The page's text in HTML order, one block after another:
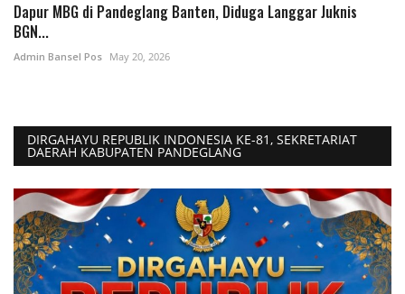
Dapur MBG di Pandeglang Banten, Diduga Langgar Juknis
BGN...
Admin Bansel Pos May 20, 2026
DIRGAHAYU REPUBLIK INDONESIA KE-81, SEKRETARIAT
DAERAH KABUPATEN PANDEGLANG